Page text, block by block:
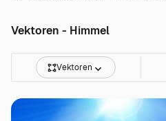
Vektoren - Himmel
Vektoren